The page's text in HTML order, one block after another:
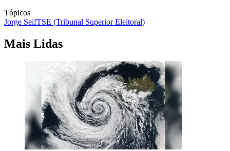
Tópicos
Jorge SeifTSE (Tribunal Superior Eleitoral)
Mais Lidas